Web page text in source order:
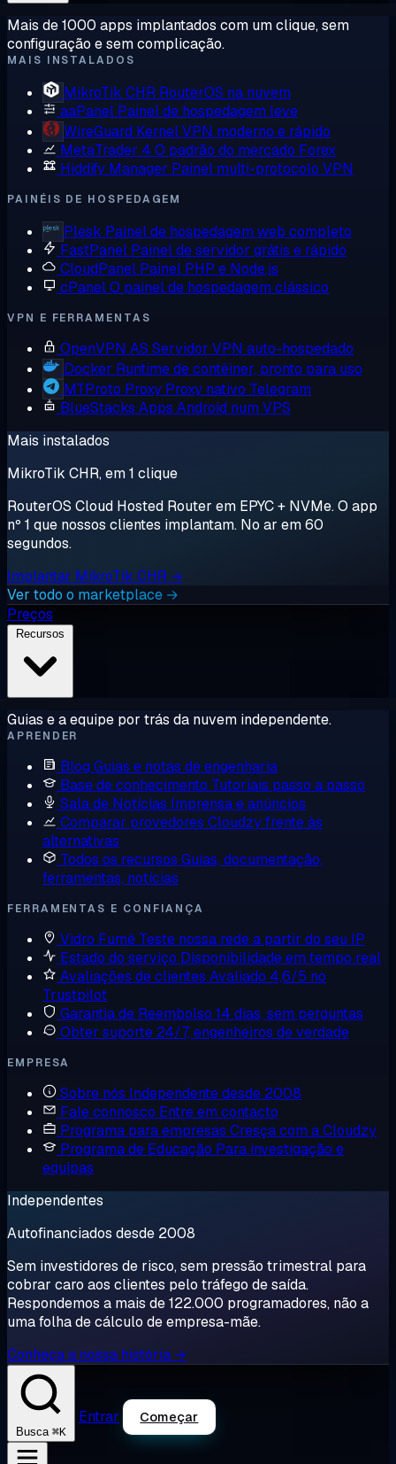
Mais de 1000 apps implantados com um clique, sem
configuração e sem complicação.
MAIS INSTALADOS
MikroTik CHR RouterOS na nuvem
aaPanel Painel de hospedagem leve
WireGuard Kernel VPN moderno e rápido
MetaTrader 4 O padrão do mercado Forex
Hiddify Manager Painel multi-protocolo VPN
PAINÉIS DE HOSPEDAGEM
Plesk Painel de hospedagem web completo
FastPanel Painel de servidor grátis e rápido
CloudPanel Painel PHP e Node.js
cPanelO painel de hospedagem clássico
VPN E FERRAMENTAS
OpenVPN AS Servidor VPN auto-hospedado
Docker Runtime de contêiner, pronto para uso
MTProto Proxy Proxy nativo Telegram
BlueStacks Apps Android num VPS
Mais instalados
MikroTik CHR, em 1 clique
RouterOS Cloud Hosted Router em EPYC + NVMe. O app
nº 1 que nossos clientes implantam. No ar em 60
segundos.
Implantar MikroTik CHR →
Ver todo o marketplace →
Preços
Guias e a equipe por trás da nuvem independente.
APRENDER
Blog Guias e notas de engenharia
Base de conhecimento Tutoriais passo a passo
Sala de Notícias Imprensa e anúncios
Comparar provedores Cloudzy frente às
alternativas
Todos os recursos Guias, documentação,
ferramentas, notícias
FERRAMENTAS E CONFIANÇA
Vidro Fumê Teste nossa rede a partir do seu IP
Estado do serviço Disponibilidade em tempo real
Avaliações de clientes Avaliado 4,6/5 no
Trustpilot
Garantia de Reembolso 14 dias, sem perguntas
Obter suporte 24/7, engenheiros de verdade
EMPRESA
Sobre nós Independente desde 2008
Fale connosco Entre em contacto
Programa para empresas Cresça com a Cloudzy
Programa de Educação Para investigação e
equipas
Independentes
Autofinanciados desde 2008
Sem investidores de risco, sem pressão trimestral para
cobrar caro aos clientes pelo tráfego de saída.
Respondemos a mais de 122.000 programadores, não a
uma folha de cálculo de empresa-mãe.
Conheça a nossa história →
Busca ⌘K
Entrar Começar